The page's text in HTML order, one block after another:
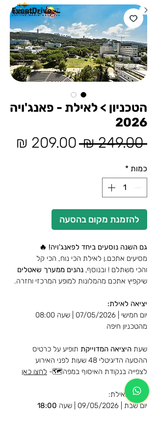
הטכניון > לאילת - פאנג'ויה
2026
‏249.00 ‏₪
מחיר
כמות *
להזמנת מקום בהסעה
גם השנה נוסעים ביחד לפאנג'ויה! 🔥
מסיעים אתכם.ן לאילת הכי נוח, הכי קל
והכי משתלם ! ובנוסף, נהנים ממערך שאטלים
שיקפיץ אתכם מהמלונות למופע המרכזי וחזרה.
יציאה לאילת:
יום חמישי | 07/05/2026 | שעה 08:00
מהטכניון חיפה
שעת היציאה המדוייקת תופיע על כרטיס
ההסעה הדיגיטלי 48 שעות לפני האירוע
לצפייה בנקודת האיסוף במפה🗺️- לחצו כאן
חזרה מאילת:
יום שבת | 09/05/2026 | שעה
18:00